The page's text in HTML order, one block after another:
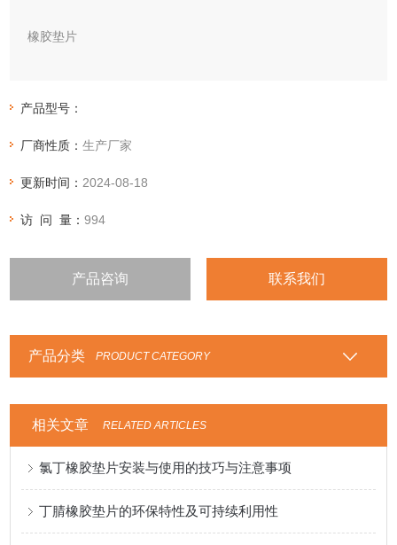
橡胶垫片
切割成各种形状的密封垫片，广泛应用于医药、电子、化工、
产品型号：
厂商性质：生产厂家
更新时间： 2024-08-18
访 问 量：994
产品咨询 联系我们
产品分类 PRODUCT CATEGORY
相关文章 RELATED ARTICLES
氯丁橡胶垫片安装与使用的技巧与注意事项
丁腈橡胶垫片的环保特性及可持续利用性